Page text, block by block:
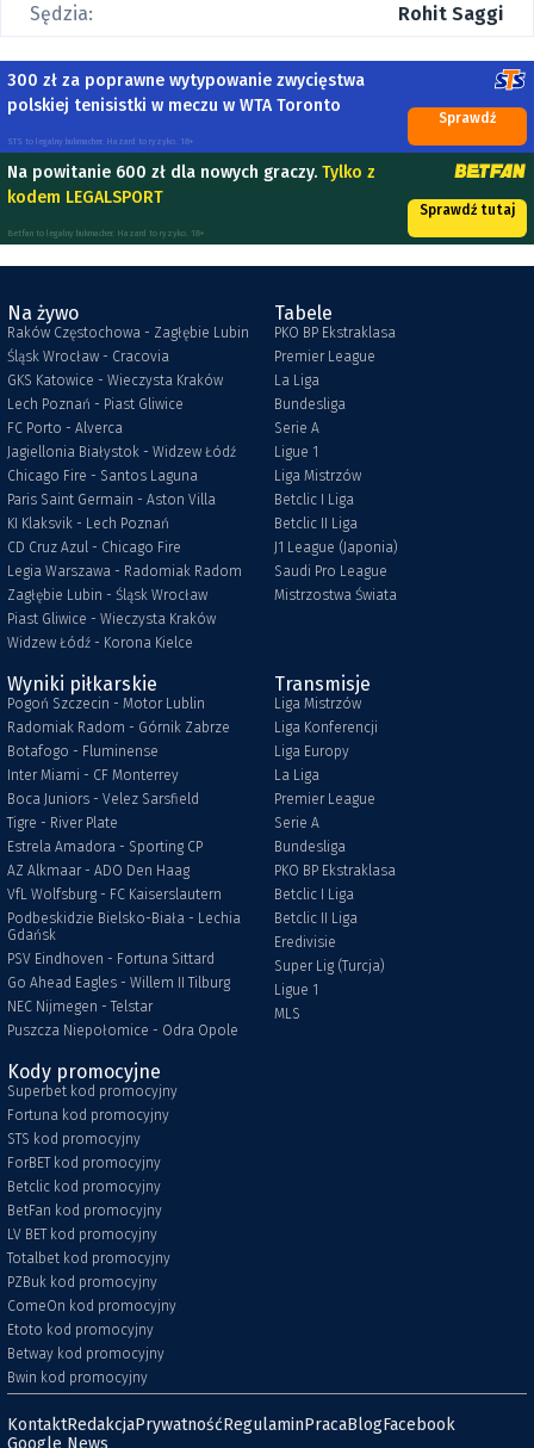
Sędzia:
Rohit Saggi
300 zł za poprawne wytypowanie zwycięstwa
polskiej tenisistki w meczu w WTA Toronto
STS to legalny bukmacher. Hazard to ryzyko. 18+
Sprawdź
Na powitanie 600 zł dla nowych graczy. Tylko z
kodem LEGALSPORT
Betfan to legalny bukmacher. Hazard to ryzyko. 18+
Sprawdź tutaj
Na żywo
Raków Częstochowa - Zagłębie Lubin
Śląsk Wrocław - Cracovia
GKS Katowice - Wieczysta Kraków
Lech Poznań - Piast Gliwice
FC Porto - Alverca
Jagiellonia Białystok - Widzew Łódź
Chicago Fire - Santos Laguna
Paris Saint Germain - Aston Villa
KI Klaksvik - Lech Poznań
CD Cruz Azul - Chicago Fire
Legia Warszawa - Radomiak Radom
Zagłębie Lubin - Śląsk Wrocław
Piast Gliwice - Wieczysta Kraków
Widzew Łódź - Korona Kielce
Tabele
PKO BP Ekstraklasa
Premier League
La Liga
Bundesliga
Serie A
Ligue 1
Liga Mistrzów
Betclic I Liga
Betclic II Liga
J1 League (Japonia)
Saudi Pro League
Mistrzostwa Świata
Wyniki piłkarskie
Pogoń Szczecin - Motor Lublin
Radomiak Radom - Górnik Zabrze
Botafogo - Fluminense
Inter Miami - CF Monterrey
Boca Juniors - Velez Sarsfield
Tigre - River Plate
Estrela Amadora - Sporting CP
AZ Alkmaar - ADO Den Haag
VfL Wolfsburg - FC Kaiserslautern
Podbeskidzie Bielsko-Biała - Lechia
Gdańsk
PSV Eindhoven - Fortuna Sittard
Go Ahead Eagles - Willem II Tilburg
NEC Nijmegen - Telstar
Puszcza Niepołomice - Odra Opole
Transmisje
Liga Mistrzów
Liga Konferencji
Liga Europy
La Liga
Premier League
Serie A
Bundesliga
PKO BP Ekstraklasa
Betclic I Liga
Betclic II Liga
Eredivisie
Super Lig (Turcja)
Ligue 1
MLS
Kody promocyjne
Superbet kod promocyjny
Fortuna kod promocyjny
STS kod promocyjny
ForBET kod promocyjny
Betclic kod promocyjny
BetFan kod promocyjny
LV BET kod promocyjny
Totalbet kod promocyjny
PZBuk kod promocyjny
ComeOn kod promocyjny
Etoto kod promocyjny
Betway kod promocyjny
Bwin kod promocyjny
KontaktRedakcjaPrywatnośćRegulaminPracaBlogFacebook
Google News